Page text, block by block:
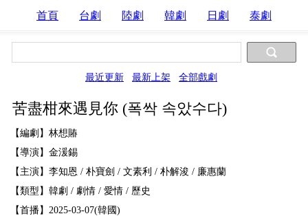
首頁 台劇 陸劇 韓劇 日劇 泰劇
最近更新 最新上架 全部戲劇
苦盡柑來遇見你 (폭싹 속았수다)
【編劇】林想賰
【導演】金湲錫
【主演】李知恩 / 朴寶劍 / 文素利 / 朴解浚 / 廉惠蘭
【類型】韓劇 / 劇情 / 愛情 / 歷史
【首播】2025-03-07(韓國)